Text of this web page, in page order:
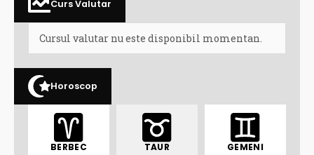
Curs Valutar
Cursul valutar nu este disponibil momentan.
Horoscop
BERBEC TAUR GEMENI